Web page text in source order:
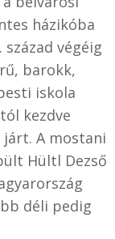
házikóba
végéig
barokk,
iskola
kezdve
A mostani
Hültl Dezső
déli pedig